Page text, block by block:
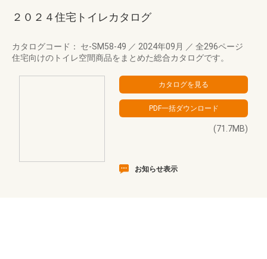
２０２４住宅トイレカタログ
カタログコード： セ-SM58-49 ／ 2024年09月 ／ 全296ページ
住宅向けのトイレ空間商品をまとめた総合カタログです。
(71.7MB)
お知らせ表示